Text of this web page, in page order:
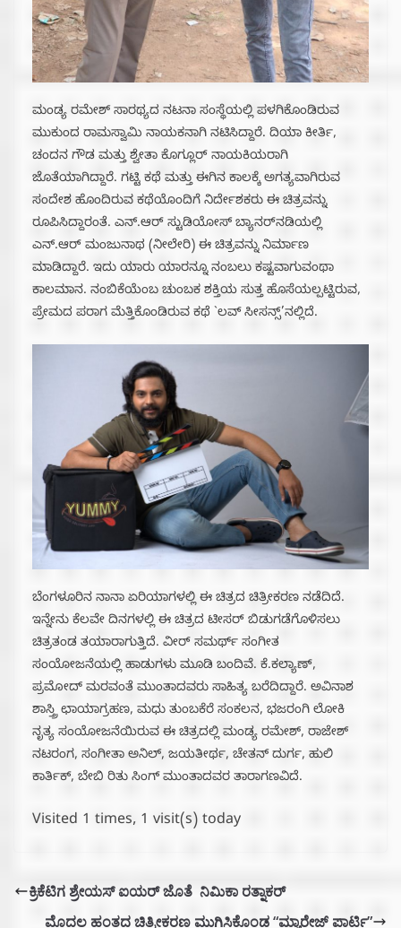
ಮಂಡ್ಯ ರಮೇಶ್ ಸಾರಥ್ಯದ ನಟನಾ ಸಂಸ್ಥೆಯಲ್ಲಿ ಪಳಗಿಕೊಂಡಿರುವ
ಮುಕುಂದ ರಾಮಸ್ವಾಮಿ ನಾಯಕನಾಗಿ ನಟಿಸಿದ್ದಾರೆ. ದಿಯಾ ಕೀರ್ತಿ,
ಚಂದನ ಗೌಡ ಮತ್ತು ಶ್ವೇತಾ ಕೊಗ್ಲೂರ್ ನಾಯಕಿಯರಾಗಿ
ಜೊತೆಯಾಗಿದ್ದಾರೆ. ಗಟ್ಟಿ ಕಥೆ ಮತ್ತು ಈಗಿನ ಕಾಲಕ್ಕೆ ಅಗತ್ಯವಾಗಿರುವ
ಸಂದೇಶ ಹೊಂದಿರುವ ಕಥೆಯೊಂದಿಗೆ ನಿರ್ದೇಶಕರು ಈ ಚಿತ್ರವನ್ನು
ರೂಪಿಸಿದ್ದಾರಂತೆ. ಎನ್.ಆರ್ ಸ್ಟುಡಿಯೋಸ್ ಬ್ಯಾನರ್‌ನಡಿಯಲ್ಲಿ
ಎನ್.ಆರ್ ಮಂಜುನಾಥ (ನೀಲೇರಿ) ಈ ಚಿತ್ರವನ್ನು ನಿರ್ಮಾಣ
ಮಾಡಿದ್ದಾರೆ. ಇದು ಯಾರು ಯಾರನ್ನೂ ನಂಬಲು ಕಷ್ಟವಾಗುವಂಥಾ
ಕಾಲಮಾನ. ನಂಬಿಕೆಯೆಂಬ ಚುಂಬಕ ಶಕ್ತಿಯ ಸುತ್ತ ಹೊಸೆಯಲ್ಪಟ್ಟಿರುವ,
ಪ್ರೇಮದ ಪರಾಗ ಮೆತ್ತಿಕೊಂಡಿರುವ ಕಥೆ `ಲವ್ ಸೀಸನ್ಸ್’ನಲ್ಲಿದೆ.
ಬೆಂಗಳೂರಿನ ನಾನಾ ಏರಿಯಾಗಳಲ್ಲಿ ಈ ಚಿತ್ರದ ಚಿತ್ರೀಕರಣ ನಡೆದಿದೆ.
ಇನ್ನೇನು ಕೆಲವೇ ದಿನಗಳಲ್ಲಿ ಈ ಚಿತ್ರದ ಟೀಸರ್ ಬಿಡುಗಡೆಗೊಳಿಸಲು
ಚಿತ್ರತಂಡ ತಯಾರಾಗುತ್ತಿದೆ. ವೀರ್ ಸಮರ್ಥ್ ಸಂಗೀತ
ಸಂಯೋಜನೆಯಲ್ಲಿ ಹಾಡುಗಳು ಮೂಡಿ ಬಂದಿವೆ. ಕೆ.ಕಲ್ಯಾಣ್,
ಪ್ರಮೋದ್ ಮರವಂತೆ ಮುಂತಾದವರು ಸಾಹಿತ್ಯ ಬರೆದಿದ್ದಾರೆ. ಅವಿನಾಶ
ಶಾಸ್ತ್ರಿ ಛಾಯಾಗ್ರಹಣ, ಮಧು ತುಂಬಕೆರೆ ಸಂಕಲನ, ಭಜರಂಗಿ ಲೋಕಿ
ನೃತ್ಯ ಸಂಯೋಜನೆಯಿರುವ ಈ ಚಿತ್ರದಲ್ಲಿ ಮಂಡ್ಯ ರಮೇಶ್, ರಾಜೇಶ್
ನಟರಂಗ, ಸಂಗೀತಾ ಅನಿಲ್, ಜಯತೀರ್ಥ, ಚೇತನ್ ದುರ್ಗ, ಹುಲಿ
ಕಾರ್ತಿಕ್, ಬೇಬಿ ರಿತು ಸಿಂಗ್ ಮುಂತಾದವರ ತಾರಾಗಣವಿದೆ.
Visited 1 times, 1 visit(s) today
ಕ್ರಿಕೆಟಿಗ ಶ್ರೇಯಸ್ ಐಯರ್ ಜೊತೆ ನಿಮಿಕಾ ರತ್ನಾಕರ್
ಮೊದಲ ಹಂತದ ಚಿತ್ರೀಕರಣ ಮುಗಿಸಿಕೊಂಡ “ಮ್ಯಾರೇಜ್ ಪಾರ್ಟಿ”